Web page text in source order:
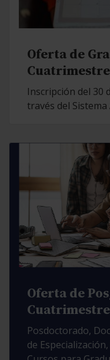
Oferta de
Cuatrimestre
Inscripción del 30
través del Sistema
Oferta de
Cuatrimestre
Posdoctorado,
de